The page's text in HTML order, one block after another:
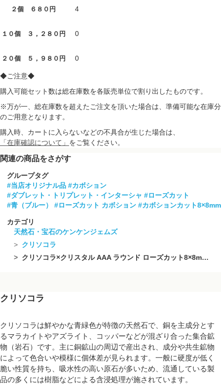
２個 ６８０円 4
１０個 ３，２８０円 0
２０個 ５，９８０円 0
◆ご注意◆
購入可能セット数は総在庫数を各販売単位で割り出したものです。
※万が一、総在庫数を超えたご注文を頂いた場合は、準備可能な在庫分
のご用意となります。
購入時、カートに入らないなどの不具合が生じた場合は、
「在庫確認について」 をご覧ください。
関連の商品をさがす
グループタグ
#当店オリジナル品 #カボション
#ダブレット・トリプレット・インターシャ #ローズカット
#青（ブルー）
#ローズカット カボション #カボションカット8×8mm
カテゴリ
天然石・宝石のケンケンジェムズ
クリソコラ
クリソコラ×クリスタル AAA ラウンド ローズカット8×8mm 2個
クリソコラ
クリソコラは鮮やかな青緑色が特徴の天然石で、銅を主成分とす
るマラカイトやアズライト、コッパーなどが混ざり合った集合鉱
物（岩石）です。主に銅鉱山の周辺で産出され、成分や共生鉱物
によって色合いや模様に個体差が見られます。一般に硬度が低く
脆い性質を持ち、吸水性の高い原石が多いため、流通している製
品の多くには樹脂などによる含浸処理が施されています。